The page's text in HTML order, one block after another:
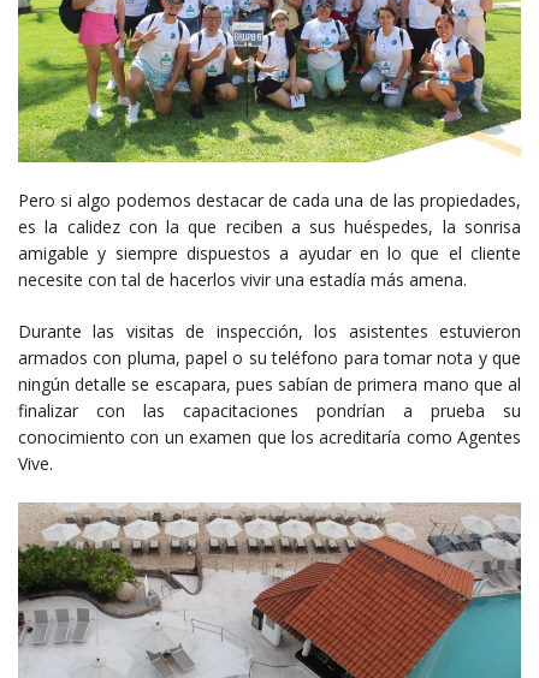
Pero si algo podemos destacar de cada una de las propiedades,
es la calidez con la que reciben a sus huéspedes, la sonrisa
amigable y siempre dispuestos a ayudar en lo que el cliente
necesite con tal de hacerlos vivir una estadía más amena.
Durante las visitas de inspección, los asistentes estuvieron
armados con pluma, papel o su teléfono para tomar nota y que
ningún detalle se escapara, pues sabían de primera mano que al
finalizar con las capacitaciones pondrían a prueba su
conocimiento con un examen que los acreditaría como Agentes
Vive.